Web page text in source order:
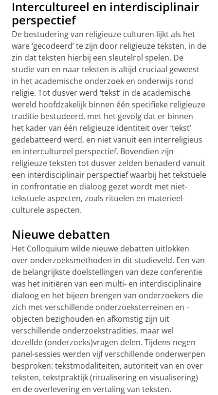
Intercultureel en interdisciplinair
perspectief
De bestudering van religieuze culturen lijkt als het
ware ‘gecodeerd’ te zijn door religieuze teksten, in de
zin dat teksten hierbij een sleutelrol spelen. De
studie van en naar teksten is altijd cruciaal geweest
in het academische onderzoek en onderwijs rond
religie. Tot dusver werd ‘tekst’ in de academische
wereld hoofdzakelijk binnen één specifieke religieuze
traditie bestudeerd, met het gevolg dat er binnen
het kader van één religieuze identiteit over ‘tekst’
gedebatteerd werd, en niet vanuit een interreligieus
en intercultureel perspectief. Bovendien zijn
religieuze teksten tot dusver zelden benaderd vanuit
een interdisciplinair perspectief waarbij het tekstuele
in confrontatie en dialoog gezet wordt met niet-
tekstuele aspecten, zoals rituelen en materieel-
culturele aspecten.
Nieuwe debatten
Het Colloquium wilde nieuwe debatten uitlokken
over onderzoeksmethoden in dit studieveld. Een van
de belangrijkste doelstellingen van deze conferentie
was het initiëren van een multi- en interdisciplinaire
dialoog en het bijeen brengen van onderzoekers die
zich met verschillende onderzoeksterreinen en -
objecten bezighouden en afkomstig zijn uit
verschillende onderzoekstradities, maar wel
dezelfde (onderzoeks)vragen delen. Tijdens negen
panel-sessies werden vijf verschillende onderwerpen
besproken: tekstmodaliteiten, autoriteit van en over
teksten, tekstpraktijk (ritualisering en visualisering)
en de overlevering en vertaling van teksten.